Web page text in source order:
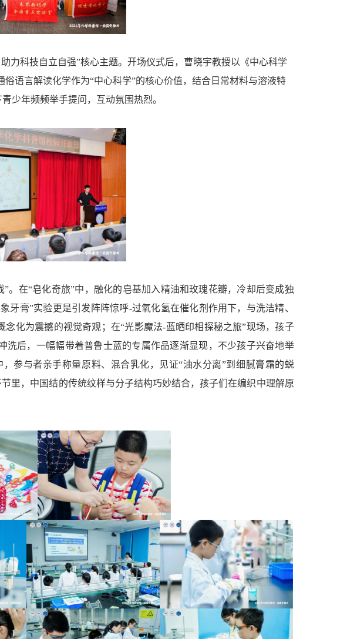
力科技自立自强”核心主题。开场仪式后，曹晓宇教授以《中心科学
语言解读化学作为“中心科学”的核心价值，结合日常材料与溶液特
少年频频举手提问，互动氛围热烈。
。在“皂化奇旅”中，融化的皂基加入精油和玫瑰花瓣，冷却后变成独
牙膏”实验更是引发阵阵惊呼-过氧化氢在催化剂作用下，与洗洁精、
化为震撼的视觉奇观；在“光影魔法-蓝晒印相探秘之旅”现场，孩子
后，一幅幅带着普鲁士蓝的专属作品逐渐显现，不少孩子兴奋地举
参与者亲手称量原料、混合乳化，见证“油水分离”到细腻膏霜的蜕
里，中国结的传统纹样与分子结构巧妙结合，孩子们在编织中理解原